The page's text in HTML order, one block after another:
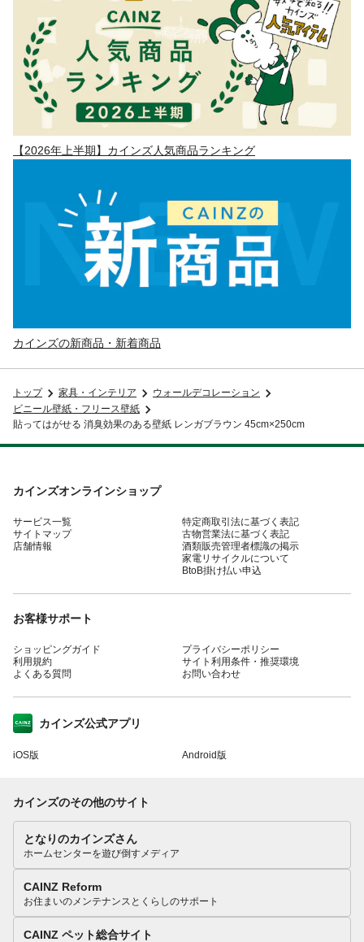
【2026年上半期】カインズ人気商品ランキング
カインズの新商品・新着商品
トップ 家具・インテリア
ウォールデコレーション
ビニール壁紙・フリース壁紙
貼ってはがせる 消臭効果のある壁紙 レンガブラウン 45cm×250cm
カインズオンラインショップ
サービス一覧
サイトマップ
店舗情報
特定商取引法に基づく表記
古物営業法に基づく表記
酒類販売管理者標識の掲示
家電リサイクルについて
BtoB掛け払い申込
お客様サポート
ショッピングガイド
利用規約
よくある質問
プライバシーポリシー
サイト利用条件・推奨環境
お問い合わせ
カインズ公式アプリ
iOS版 Android版
カインズのその他のサイト
となりのカインズさん
ホームセンターを遊び倒すメディア
CAINZ Reform
お住まいのメンテナンスとくらしのサポート
CAINZ ペット総合サイト